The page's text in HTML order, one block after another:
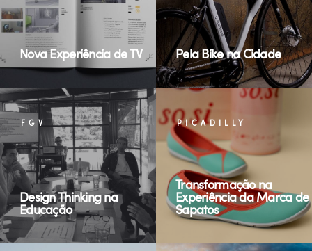
Nova Experiência de TV Pela Bike na Cidade
FGV
Design Thinking na
Educação
PICADILLY
Transformação na
Experiência da Marca de
Sapatos